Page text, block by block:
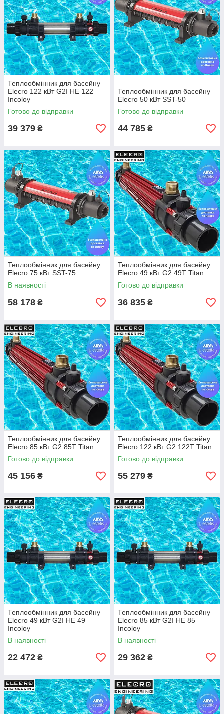
Теплообмінник для басейну
Elecro 122 кВт G2I HE 122
Incoloy
Готово до відправки
39 379 ₴
Теплообмінник для басейну
Elecro 50 кВт SST-50
Готово до відправки
44 785 ₴
Теплообмінник для басейну
Elecro 75 кВт SST-75
В наявності
58 178 ₴
Теплообмінник для басейну
Elecro 49 кВт G2 49T Titan
Готово до відправки
36 835 ₴
Теплообмінник для басейну
Elecro 85 кВт G2 85T Titan
Готово до відправки
45 156 ₴
Теплообмінник для басейну
Elecro 122 кВт G2 122T Titan
Готово до відправки
55 279 ₴
Теплообмінник для басейну
Elecro 49 кВт G2I HE 49
Incoloy
В наявності
22 472 ₴
Теплообмінник для басейну
Elecro 85 кВт G2I HE 85
Incoloy
В наявності
29 362 ₴